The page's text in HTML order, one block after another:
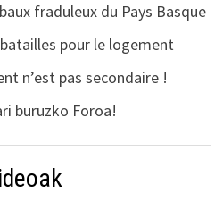
fraduleux du Pays Basque
pour le logement
n’est pas secondaire !
buruzko Foroa!